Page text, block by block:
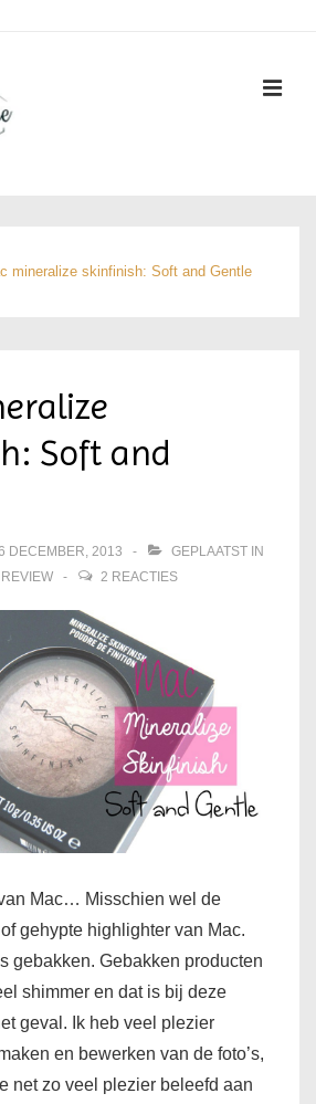
mineralize skinfinish: Soft and Gentle
Soft and
DECEMBER, 2013
GEPLAATST IN
REVIEW 2 REACTIES
Mac… Misschien wel de
gehypte highlighter van Mac.
gebakken. Gebakken producten
shimmer en dat is bij deze
geval. Ik heb veel plezier
en bewerken van de foto’s,
net zo veel plezier beleefd aan